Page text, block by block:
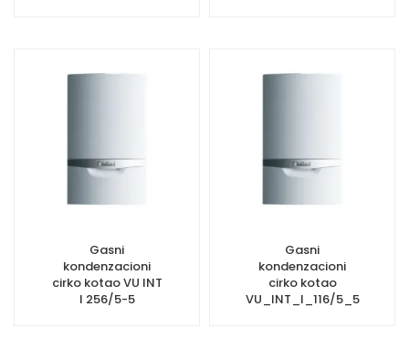
Gasni
kondenzacioni
cirko kotao VU INT
I 256/5-5
Gasni
kondenzacioni
cirko kotao
VU_INT_I_116/5_5